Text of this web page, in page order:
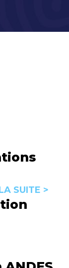
SUITE >